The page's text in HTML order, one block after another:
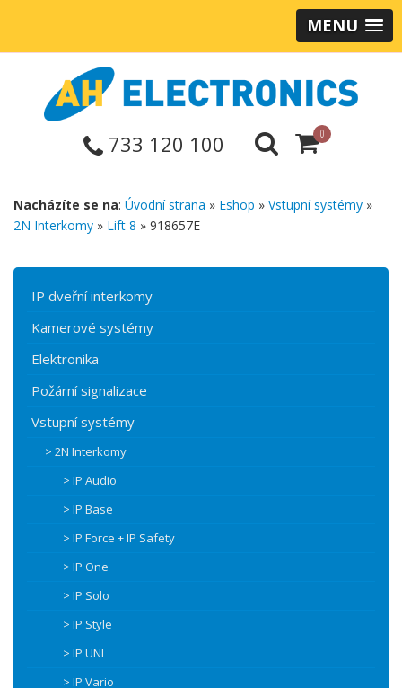
MENU
733 120 100 0
Nacházíte se na: Úvodní strana » Eshop » Vstupní systémy »
2N Interkomy » Lift 8 » 918657E
IP dveřní interkomy
Kamerové systémy
Elektronika
Požární signalizace
Vstupní systémy
> 2N Interkomy
> IP Audio
> IP Base
> IP Force + IP Safety
> IP One
> IP Solo
> IP Style
> IP UNI
> IP Vario